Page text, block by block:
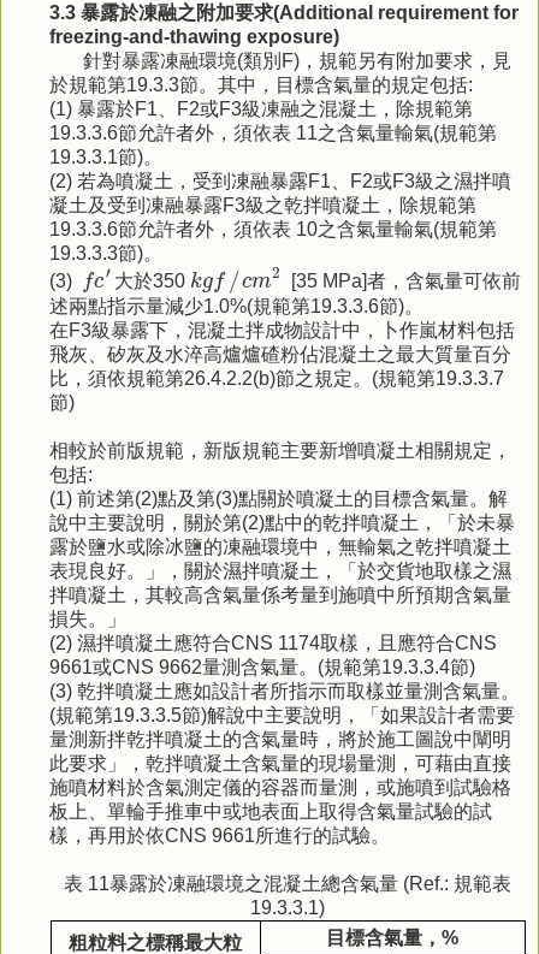
3.3 暴露於凍融之附加要求(Additional requirement for
freezing-and-thawing exposure)
針對暴露凍融環境(類別F)，規範另有附加要求，見
於規範第19.3.3節。其中，目標含氣量的規定包括:
(1) 暴露於F1、F2或F3級凍融之混凝土，除規範第
19.3.3.6節允許者外，須依表 11之含氣量輸氣(規範第
19.3.3.1節)。
(2) 若為噴凝土，受到凍融暴露F1、F2或F3級之濕拌噴
凝土及受到凍融暴露F3級之乾拌噴凝土，除規範第
19.3.3.6節允許者外，須依表 10之含氣量輸氣(規範第
19.3.3.3節)。
(3)
fc′
fc′ 大於350 kgf /cm2
k f/ c 2
[35 MPa]者，含氣量可依前
述兩點指示量減少1.0%(規範第19.3.3.6節)。
在F3級暴露下，混凝土拌成物設計中，卜作嵐材料包括
飛灰、矽灰及水淬高爐爐碴粉佔混凝土之最大質量百分
比，須依規範第26.4.2.2(b)節之規定。(規範第19.3.3.7
節)
相較於前版規範，新版規範主要新增噴凝土相關規定，
包括:
(1) 前述第(2)點及第(3)點關於噴凝土的目標含氣量。解
說中主要說明，關於第(2)點中的乾拌噴凝土，「於未暴
露於鹽水或除冰鹽的凍融環境中，無輸氣之乾拌噴凝土
表現良好。」，關於濕拌噴凝土，「於交貨地取樣之濕
拌噴凝土，其較高含氣量係考量到施噴中所預期含氣量
損失。」
(2) 濕拌噴凝土應符合CNS 1174取樣，且應符合CNS
9661或CNS 9662量測含氣量。(規範第19.3.3.4節)
(3) 乾拌噴凝土應如設計者所指示而取樣並量測含氣量。
(規範第19.3.3.5節)解說中主要說明，「如果設計者需要
量測新拌乾拌噴凝土的含氣量時，將於施工圖說中闡明
此要求」，乾拌噴凝土含氣量的現場量測，可藉由直接
施噴材料於含氣測定儀的容器而量測，或施噴到試驗格
板上、單輪手推車中或地表面上取得含氣量試驗的試
樣，再用於依CNS 9661所進行的試驗。
表 11暴露於凍融環境之混凝土總含氣量 (Ref.: 規範表
19.3.3.1)
粗粒料之標稱最大粒
目標含氣量，%